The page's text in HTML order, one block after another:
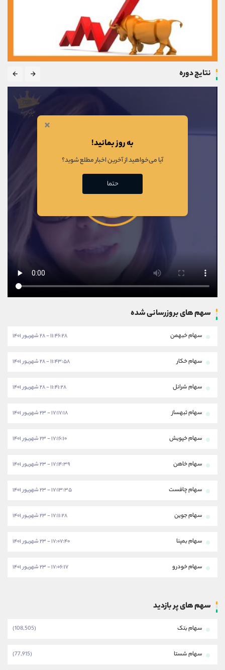
نتایج دوره
سهم های بروزرسانی شده
سهام خبهمن ۱۱:۴۶:۲۸ - ۲۸ شهریور ۱۴۰۱
سهام خکار ۱۱:۴۳:۵۸ - ۲۸ شهریور ۱۴۰۱
سهام شرانل ۱۱:۴۱:۲۸ - ۲۸ شهریور ۱۴۰۱
سهام ثبهساز ۱۷:۱۷:۱۸ - ۲۳ شهریور ۱۴۰۱
سهام خپویش ۱۷:۱۶:۱۰ - ۲۳ شهریور ۱۴۰۱
سهام خاهن ۱۷:۱۴:۳۹ - ۲۳ شهریور ۱۴۰۱
سهام چافست ۱۷:۱۳:۳۵ - ۲۳ شهریور ۱۴۰۱
سهام جوین ۱۷:۱۱:۲۸ - ۲۳ شهریور ۱۴۰۱
سهام بمپنا ۱۷:۰۷:۴۰ - ۲۳ شهریور ۱۴۰۱
سهام خودرو ۱۷:۰۶:۱۷ - ۲۳ شهریور ۱۴۰۱
سهم های پر بازدید
سهام بتک (108,505)
سهام شستا (77,915)
×
به روز بمانید!
آیا می‌خواهید از آخرین اخبار مطلع شوید؟
حتما